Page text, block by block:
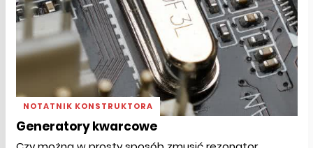
NOTATNIK KONSTRUKTORA
Generatory kwarcowe